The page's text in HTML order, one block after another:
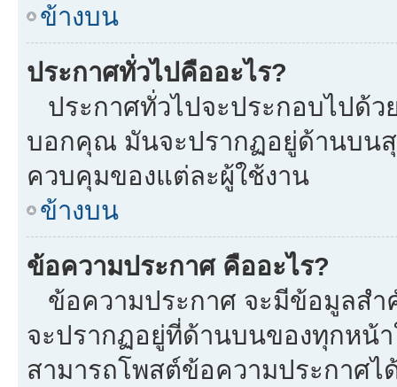
ข้างบน
ประกาศทั่วไปคืออะไร?
ประกาศทั่วไปจะประกอบไปด้
บอกคุณ มันจะปรากฏอยู่ด้านบน
ควบคุมของแต่ละผู้ใช้งาน
ข้างบน
ข้อความประกาศ คืออะไร?
ข้อความประกาศ จะมีข้อมูลส
จะปรากฏอยู่ที่ด้านบนของทุกหน้
สามารถโพสต์ข้อความประกาศ